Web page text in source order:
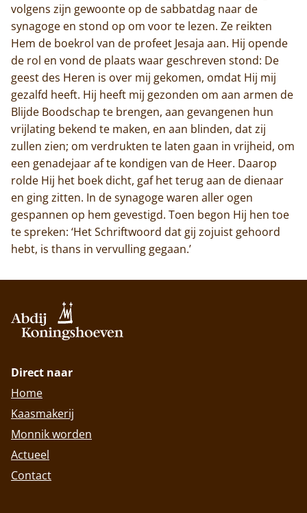
volgens zijn gewoonte op de sabbatdag naar de
synagoge en stond op om voor te lezen. Ze reikten
Hem de boekrol van de profeet Jesaja aan. Hij opende
de rol en vond de plaats waar geschreven stond: De
geest des Heren is over mij gekomen, omdat Hij mij
gezalfd heeft. Hij heeft mij gezonden om aan armen de
Blijde Boodschap te brengen, aan gevangenen hun
vrijlating bekend te maken, en aan blinden, dat zij
zullen zien; om verdrukten te laten gaan in vrijheid, om
een genadejaar af te kondigen van de Heer. Daarop
rolde Hij het boek dicht, gaf het terug aan de dienaar
en ging zitten. In de synagoge waren aller ogen
gespannen op hem gevestigd. Toen begon Hij hen toe
te spreken: ‘Het Schriftwoord dat gij zojuist gehoord
hebt, is thans in vervulling gegaan.’
Direct naar
Home
Kaasmakerij
Monnik worden
Actueel
Contact